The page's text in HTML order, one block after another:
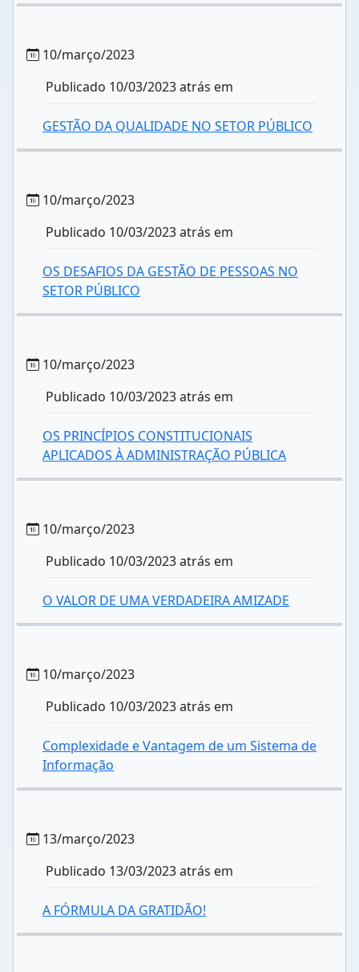
10/março/2023
Publicado 10/03/2023 atrás em
GESTÃO DA QUALIDADE NO SETOR PÚBLICO
10/março/2023
Publicado 10/03/2023 atrás em
OS DESAFIOS DA GESTÃO DE PESSOAS NO
SETOR PÚBLICO
10/março/2023
Publicado 10/03/2023 atrás em
OS PRINCÍPIOS CONSTITUCIONAIS
APLICADOS À ADMINISTRAÇÃO PÚBLICA
10/março/2023
Publicado 10/03/2023 atrás em
O VALOR DE UMA VERDADEIRA AMIZADE
10/março/2023
Publicado 10/03/2023 atrás em
Complexidade e Vantagem de um Sistema de
Informação
13/março/2023
Publicado 13/03/2023 atrás em
A FÓRMULA DA GRATIDÃO!